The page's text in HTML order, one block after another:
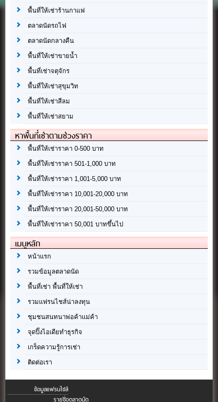
พื้นที่ให้เช่าร้านกาแฟ
ตลาดนัดรถไฟ
ตลาดนัดกลางคืน
พื้นที่ให้เช่าขายน้ำ
พื้นที่เช่าจตุจักร
พื้นที่ให้เช่าสุขุมวิท
พื้นที่ให้เช่าสีลม
พื้นที่ให้เช่าสยาม
หาพื้นที่เช่าตามช่วงราคา
พื้นที่ให้เช่าราคา 0-500 บาท
พื้นที่ให้เช่าราคา 501-1,000 บาท
พื้นที่ให้เช่าราคา 1,001-5,000 บาท
พื้นที่ให้เช่าราคา 10,001-20,000 บาท
พื้นที่ให้เช่าราคา 20,001-50,000 บาท
พื้นที่ให้เช่าราคา 50,001 บาทขึ้นไป
เมนูหลัก
หน้าแรก
รวมข้อมูลตลาดนัด
พื้นที่เช่า พื้นที่ให้เช่า
รวมแฟรนไชส์น่าลงทุน
ชุมชนสนทนาพ่อค้าแม่ค้า
จุดปิ๊งไอเดียทำธุรกิจ
เกร็ดความรู้การเช่า
ติดต่อเรา
ข้อมูลแฟรนไชส์
รายชื่อตลาดนัด